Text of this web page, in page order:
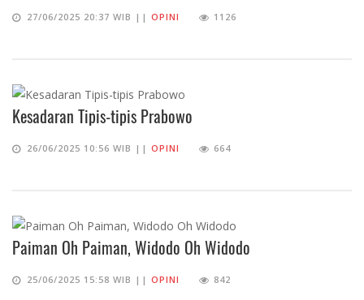
27/06/2025 20:37 WIB || OPINI 1126
Kesadaran Tipis-tipis Prabowo
26/06/2025 10:56 WIB || OPINI 664
Paiman Oh Paiman, Widodo Oh Widodo
25/06/2025 15:58 WIB || OPINI 842